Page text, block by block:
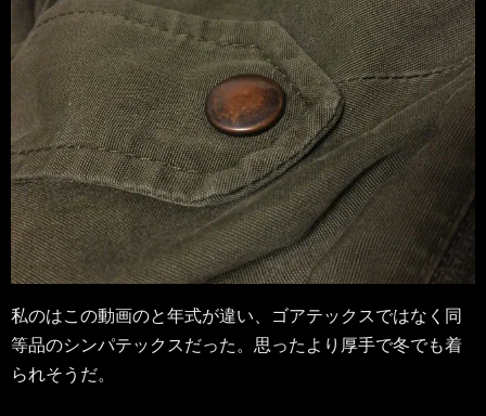
私のはこの動画のと年式が違い、ゴアテックスではなく同
等品のシンパテックスだった。思ったより厚手で冬でも着
られそうだ。